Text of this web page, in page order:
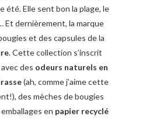
été. Elle sent bon la plage, le
Et dernièrement, la marque
et des capsules de la
. Cette collection s’inscrit
des odeurs naturels en
(ah, comme j’aime cette
des mèches de bougies
en papier recyclé